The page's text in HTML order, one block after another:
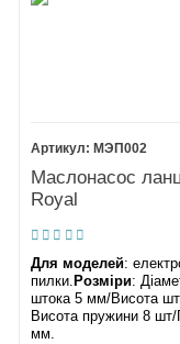
МЭП002
Маслонасос
Royal
Для моделей:
пилки. Розміри:
штока 5 мм/Висота
Висота пружини 8 шт/
мм.